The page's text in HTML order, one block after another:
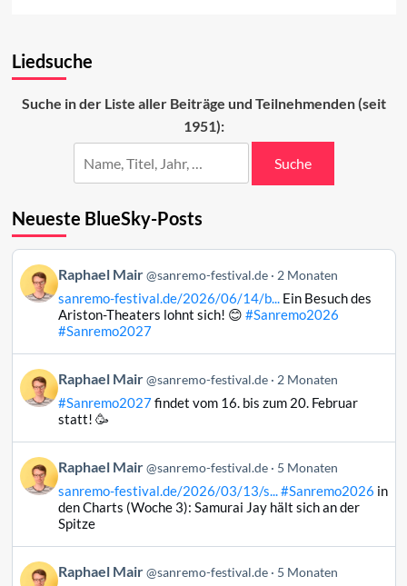
favorisierten
2026
Liedsuche
Suche in der Liste aller Beiträge und Teilnehmenden (seit
1951):
Suche
Neueste BlueSky-Posts
Beitrag
von
Raphael
ansehen
Raphael Mair @sanremo-festival.de 2 Monaten
sanremo-festival.de/2026/06/14/b...Ein Besuch des
Ariston-Theaters lohnt sich! 😊 #Sanremo2026
#Sanremo2027
Beitrag
von
Raphael
Bluesky
ansehen
Raphael Mair @sanremo-festival.de 2 Monaten
#Sanremo2027findet vom 16. bis zum 20. Februar
statt! 🥳
Beitrag
von
Raphael
ansehen
Raphael Mair @sanremo-festival.de 5 Monaten
sanremo-festival.de/2026/03/13/s...#Sanremo2026 in
den Charts (Woche 3): Samurai Jay hält sich an der
Spitze
BeitragRaphael Mair @sanremo-festival.de 5 Monaten